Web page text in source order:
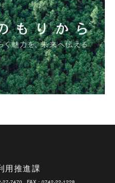
用推進課